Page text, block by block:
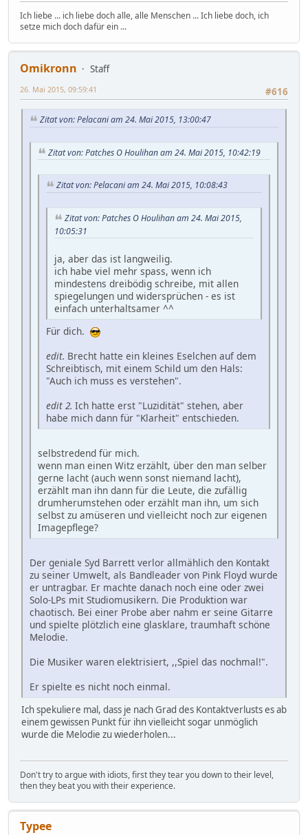
Ich liebe ... ich liebe doch alle, alle Menschen ... Ich liebe doch, ich
setze mich doch dafür ein ...
Omikronn
Staff
#616
26. Mai 2015, 09:59:41
Zitat von: Pelacani am 24. Mai 2015, 13:00:47
Zitat von: Patches O Houlihan am 24. Mai 2015, 10:42:19
Zitat von: Pelacani am 24. Mai 2015, 10:08:43
Zitat von: Patches O Houlihan am 24. Mai 2015,
10:05:31
ja, aber das ist langweilig.
ich habe viel mehr spass, wenn ich
mindestens dreibödig schreibe, mit allen
spiegelungen und widersprüchen - es ist
einfach unterhaltsamer ^^
Für dich.
edit. Brecht hatte ein kleines Eselchen auf dem
Schreibtisch, mit einem Schild um den Hals:
"Auch ich muss es verstehen".
edit 2. Ich hatte erst "Luzidität" stehen, aber
habe mich dann für "Klarheit" entschieden.
selbstredend für mich.
wenn man einen Witz erzählt, über den man selber
gerne lacht (auch wenn sonst niemand lacht),
erzählt man ihn dann für die Leute, die zufällig
drumherumstehen oder erzählt man ihn, um sich
selbst zu amüseren und vielleicht noch zur eigenen
Imagepflege?
Der geniale Syd Barrett verlor allmählich den Kontakt
zu seiner Umwelt, als Bandleader von Pink Floyd wurde
er untragbar. Er machte danach noch eine oder zwei
Solo-LPs mit Studiomusikern. Die Produktion war
chaotisch. Bei einer Probe aber nahm er seine Gitarre
und spielte plötzlich eine glasklare, traumhaft schöne
Melodie.
Die Musiker waren elektrisiert, ,,Spiel das nochmal!".
Er spielte es nicht noch einmal.
Ich spekuliere mal, dass je nach Grad des Kontaktverlusts es ab
einem gewissen Punkt für ihn vielleicht sogar unmöglich
wurde die Melodie zu wiederholen...
Don't try to argue with idiots, first they tear you down to their level,
then they beat you with their experience.
Typee